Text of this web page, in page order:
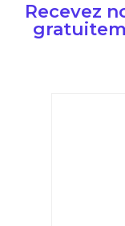
Recevez